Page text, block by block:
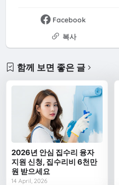
Facebook
복사
함께 보면 좋은 글
2026년 안심 집수리 융자
지원 신청, 집수리비 6천만
원 받으세요
14 April, 2026